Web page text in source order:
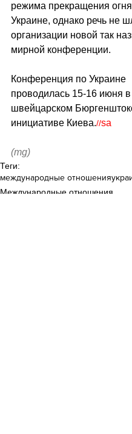
режима прекращения
Украине, однако речь не
организации новой так
мирной конференции.
Конференция по Украине
проводилась 15-16 июня в
швейцарском
инициативе Киева.//sa
(mg)
Теги:
международные отношения
Международные отношения